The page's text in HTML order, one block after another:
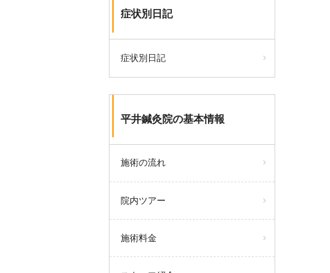
症状別日記
症状別日記
平井鍼灸院の基本情報
施術の流れ
院内ツアー
施術料金